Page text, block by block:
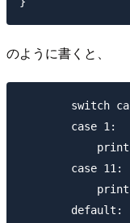
のように書くと、
switch
        case 1:
        case 11:
        default: